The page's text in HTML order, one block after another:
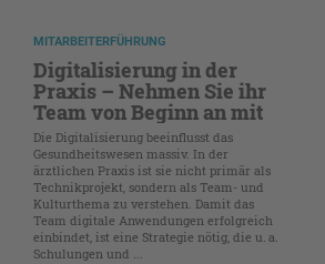
MITARBEITERFÜHRUNG
Digitalisierung in der
Praxis – Nehmen Sie ihr
Team von Beginn an mit
Die Digitalisierung beeinflusst das
Gesundheitswesen massiv. In der
ärztlichen Praxis ist sie nicht primär als
Technikprojekt, sondern als Team- und
Kulturthema zu verstehen. Damit das
Team digitale Anwendungen erfolgreich
einbindet, ist eine Strategie nötig, die u. a.
Schulungen und ...